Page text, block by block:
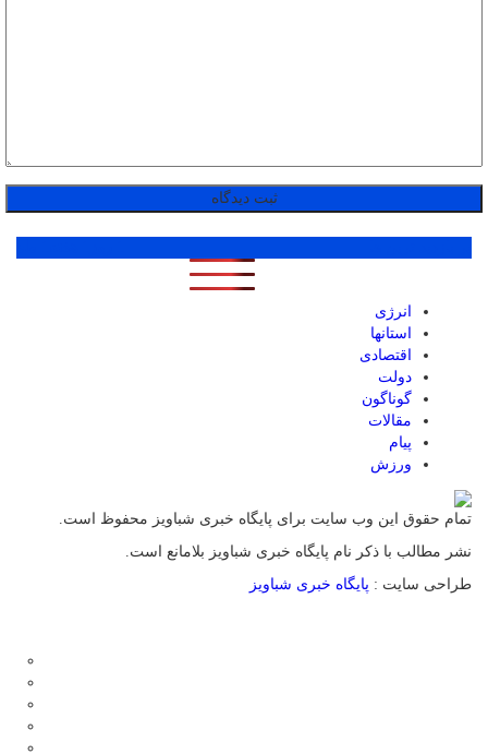
انرژی
استانها
اقتصادی
دولت
گوناگون
مقالات
پیام
ورزش
تمام حقوق این وب سایت برای پایگاه خبری شباویز محفوظ است.
نشر مطالب با ذکر نام پایگاه خبری شباویز بلامانع است.
طراحی سایت : پایگاه خبری شباویز